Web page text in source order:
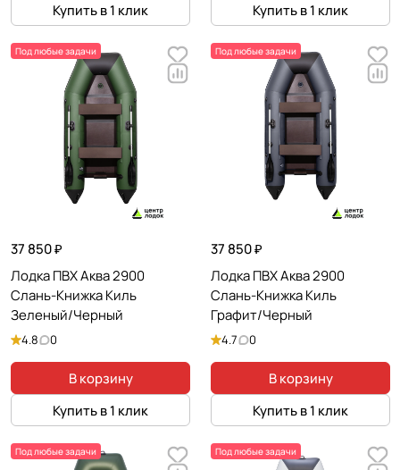
Купить в 1 клик
Купить в 1 клик
Под любые задачи
37 850 ₽
Лодка ПВХ Аква 2900
Слань-Книжка Киль
Зеленый/Черный
4.8 0
В корзину
Купить в 1 клик
Под любые задачи
37 850 ₽
Лодка ПВХ Аква 2900
Слань-Книжка Киль
Графит/Черный
4.7 0
В корзину
Купить в 1 клик
Под любые задачи Под любые задачи